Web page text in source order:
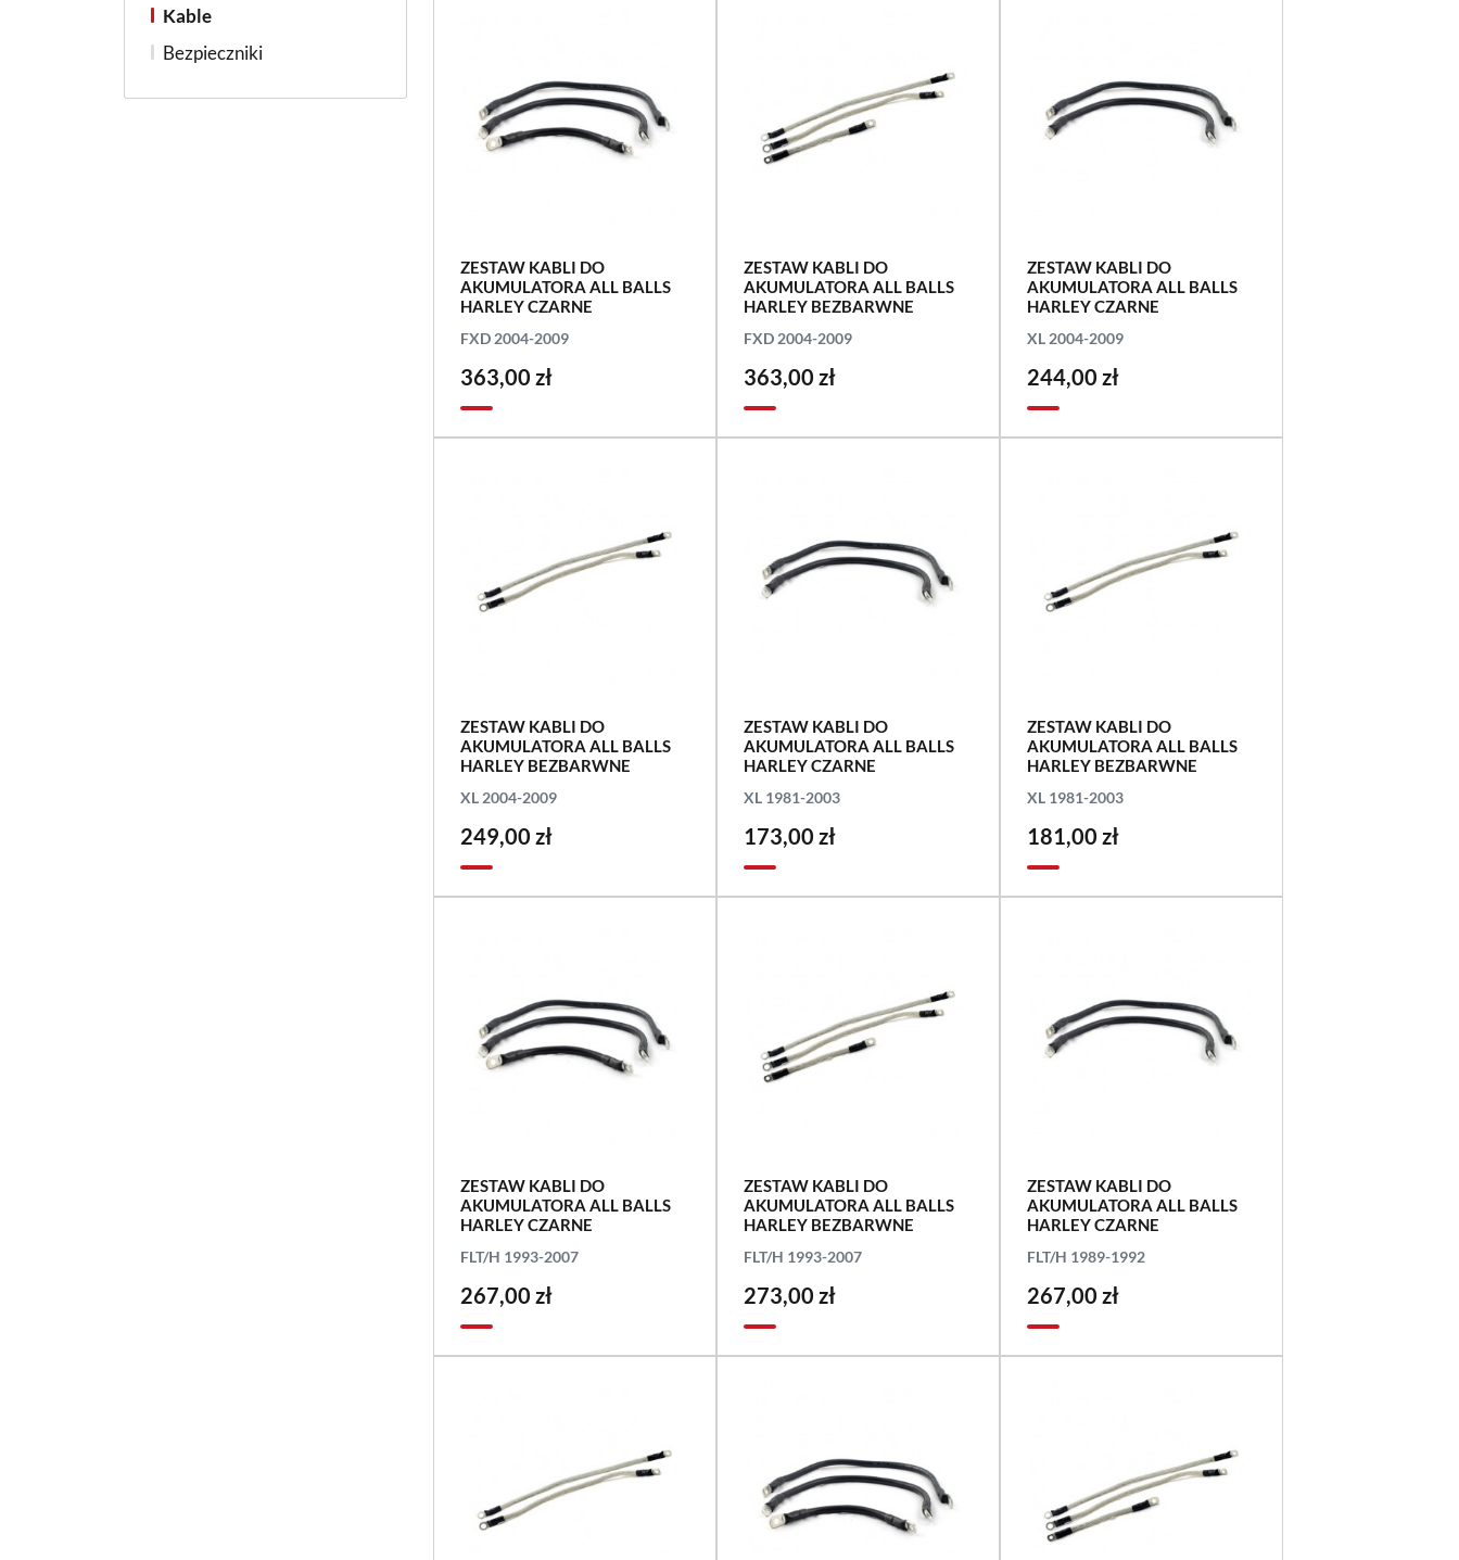
Kable
Bezpieczniki
ZESTAW KABLI DO
AKUMULATORA ALL BALLS
HARLEY CZARNE
FXD 2004-2009
363,00 zł
ZESTAW KABLI DO
AKUMULATORA ALL BALLS
HARLEY BEZBARWNE
FXD 2004-2009
363,00 zł
ZESTAW KABLI DO
AKUMULATORA ALL BALLS
HARLEY CZARNE
XL 2004-2009
244,00 zł
ZESTAW KABLI DO
AKUMULATORA ALL BALLS
HARLEY BEZBARWNE
XL 2004-2009
249,00 zł
ZESTAW KABLI DO
AKUMULATORA ALL BALLS
HARLEY CZARNE
XL 1981-2003
173,00 zł
ZESTAW KABLI DO
AKUMULATORA ALL BALLS
HARLEY BEZBARWNE
XL 1981-2003
181,00 zł
ZESTAW KABLI DO
AKUMULATORA ALL BALLS
HARLEY CZARNE
FLT/H 1993-2007
267,00 zł
ZESTAW KABLI DO
AKUMULATORA ALL BALLS
HARLEY BEZBARWNE
FLT/H 1993-2007
273,00 zł
ZESTAW KABLI DO
AKUMULATORA ALL BALLS
HARLEY CZARNE
FLT/H 1989-1992
267,00 zł